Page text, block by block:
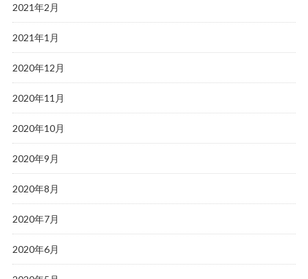
2021年2月
2021年1月
2020年12月
2020年11月
2020年10月
2020年9月
2020年8月
2020年7月
2020年6月